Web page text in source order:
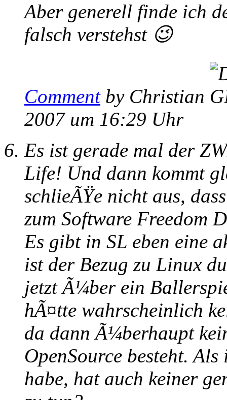
Aber generell finde ich
falsch verstehst 😉
Commentby Christian
2007 um 16:29 Uhr
Es ist gerade mal der
Life! Und dann kommt
schlieÃŸe nicht aus,
zum Software Freedom
Es gibt in SL eben eine
ist der Bezug zu Linux
jetzt Ã¼ber ein
hÃ¤tte wahrscheinlich
da dann Ã¼berhaupt
OpenSource besteht.
habe, hat auch keiner